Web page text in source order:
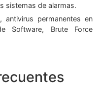
sistemas de alarmas.
permanentes en
Software, Brute Force